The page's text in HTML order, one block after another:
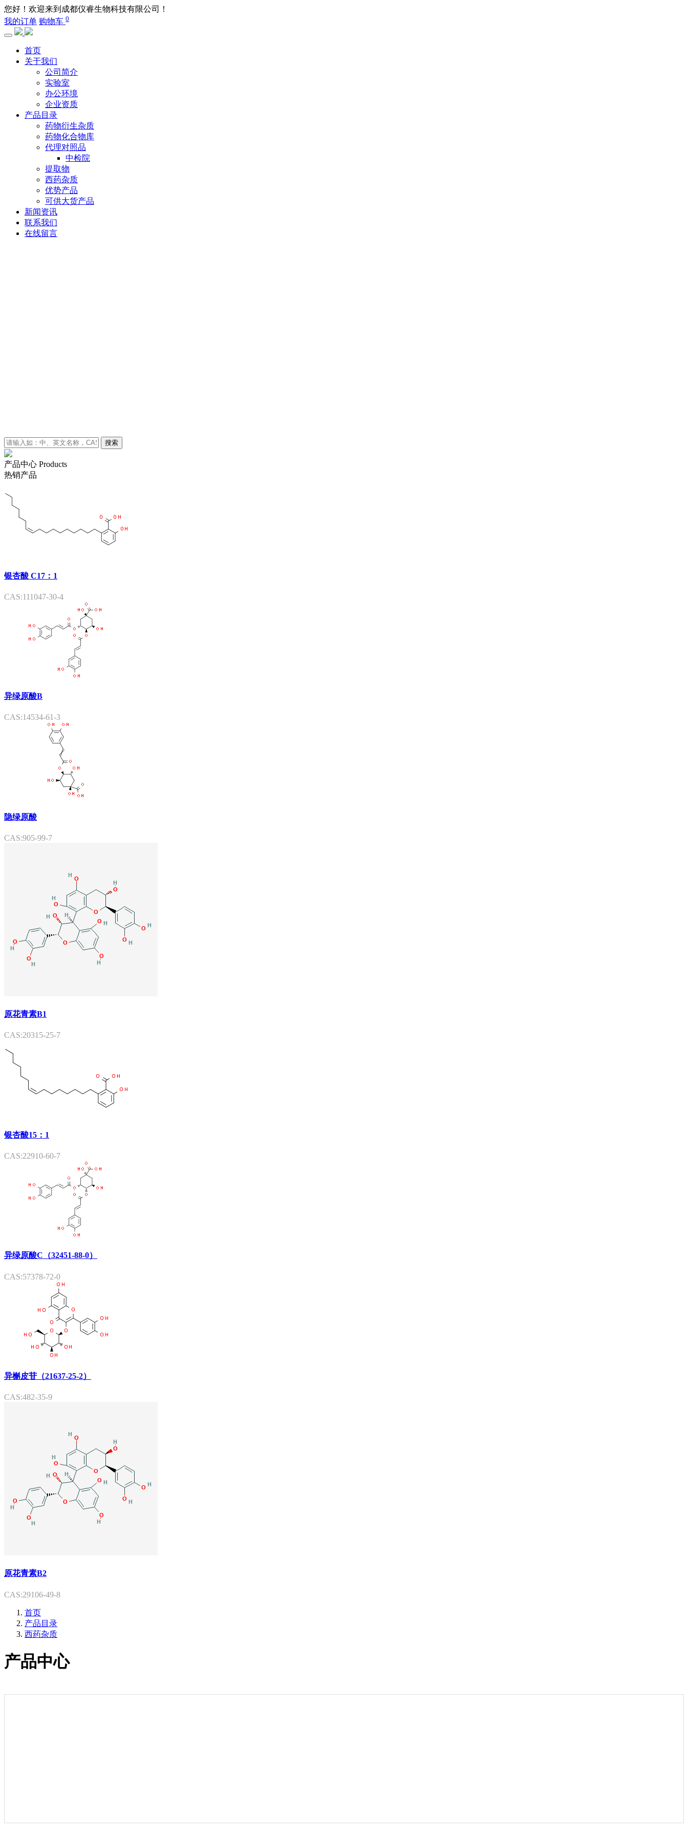
您好！欢迎来到成都仪睿生物科技有限公司！
我的订单 购物车 0
首页
关于我们
公司简介
实验室
办公环境
企业资质
产品目录
药物衍生杂质
药物化合物库
代理对照品
中检院
提取物
西药杂质
优势产品
可供大货产品
新闻资讯
联系我们
在线留言
搜索
产品中心 Products
热销产品
银杏酸 C17：1
CAS:111047-30-4
异绿原酸B
CAS:14534-61-3
隐绿原酸
CAS:905-99-7
原花青素B1
CAS:20315-25-7
银杏酸15：1
CAS:22910-60-7
异绿原酸C（32451-88-0）
CAS:57378-72-0
异槲皮苷（21637-25-2）
CAS:482-35-9
原花青素B2
CAS:29106-49-8
首页
产品目录
西药杂质
产品中心